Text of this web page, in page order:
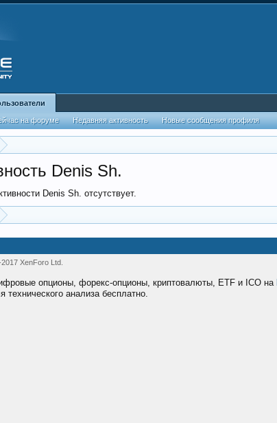
Denis Sh.
Denis Sh. отсутствует.
на форуме Недавняя активность Новые сообщения профиля
XenForo Ltd.
опционы, форекс-опционы, криптовалюты, ETF и ICO на
анализа бесплатно.